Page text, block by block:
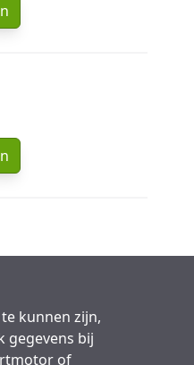
kunnen zijn,
gegevens bij
of